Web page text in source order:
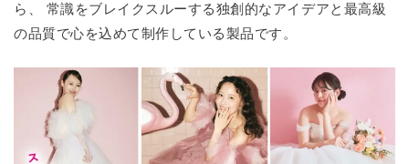
ら、 常識をブレイクスルーする独創的なアイデアと最高級
の品質で心を込めて制作している製品です。